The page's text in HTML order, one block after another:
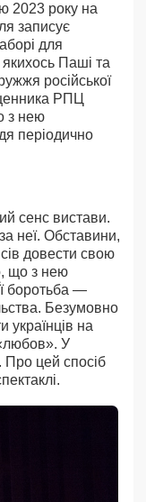
2023 року на
записує
для
Паші та
російської
РПЦ
з нею
періодично
сенс вистави.
неї. Обставини,
довести свою
що з нею
боротьба —
Безумовно
українців на
У
Про цей спосіб